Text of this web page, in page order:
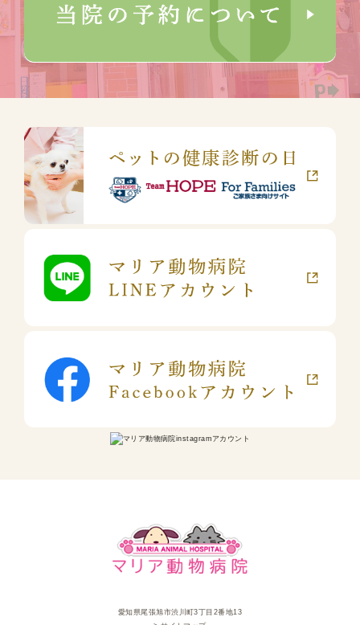
愛知県尾張旭市渋川町3丁目2番地13